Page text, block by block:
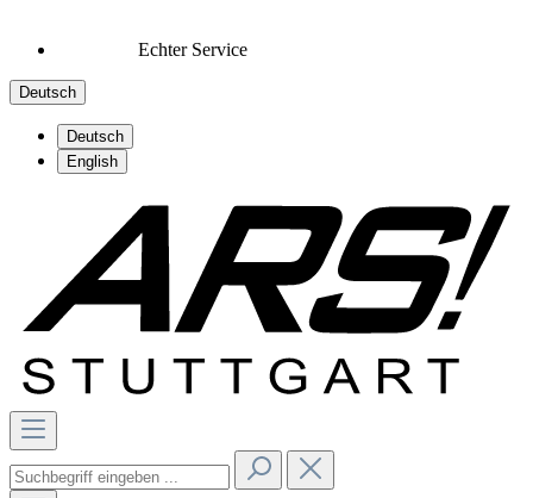
Echter Service
Deutsch
Deutsch
English